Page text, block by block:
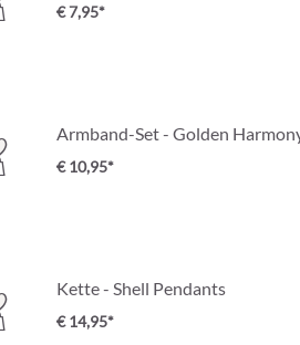
€ 7,95*
Armband-Set - Golden
€ 10,95*
Kette - Shell Pendants
€ 14,95*